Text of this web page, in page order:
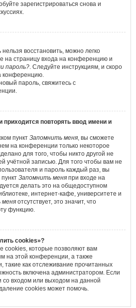
зарегистрироваться снова и
восстановить, можно легко
на страницу входа на конференцию и
пароль?. Следуйте инструкциям, и скоро
конференцию.
пароль, свяжитесь с
приходится повторять ввод имени и
пункт Запомнить меня, вы сможете
на конференции только некоторое
для того, чтобы никто другой не
учётной записью. Для того чтобы вам не
и пароль каждый раз, вы
Запомнить меня при входе на
делать это на общедоступном
интернет-кафе, университете и
меня отсутствует, это значит, что
функцию.
cookies»?
cookies, которые позволяют вам
на этой конференции, а также
такие как отслеживание прочитанных
включена администратором. Если
со входом или выходом на данной
cookies может помочь.